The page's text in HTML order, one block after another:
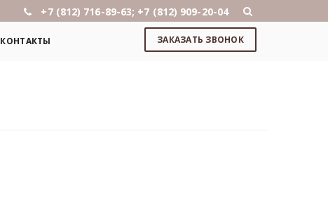
+7 (812) 716-89-63; +7 (812) 909-20-04
КОНТАКТЫ ЗАКАЗАТЬ ЗВОНОК